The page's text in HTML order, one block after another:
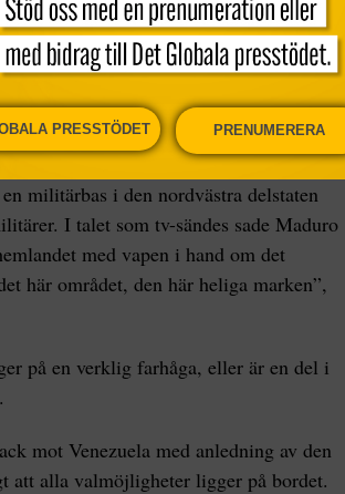
tillbaka friheten och demokratin som
er sida, säger Pompeo i videoklippet.
att göra detsamma.
militärbas i den nordvästra delstaten
I talet som tv-sändes sade Maduro
med vapen i hand om det
här området, den här heliga marken”,
på en verklig farhåga, eller är en del i
mot Venezuela med anledning av den
att alla valmöjligheter ligger på bordet.
PRESSTÖDET PRENUMERERA